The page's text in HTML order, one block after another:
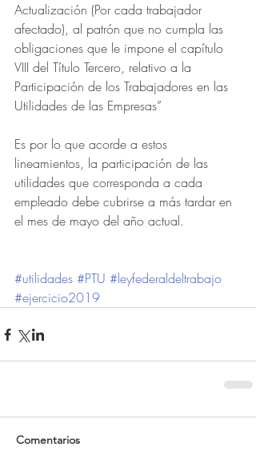
Actualización (Por cada trabajador
afectado), al patrón que no cumpla las
obligaciones que le impone el capítulo
VIII del Título Tercero, relativo a la
Participación de los Trabajadores en las
Utilidades de las Empresas”
Es por lo que acorde a estos
lineamientos, la participación de las
utilidades que corresponda a cada
empleado debe cubrirse a más tardar en
el mes de mayo del año actual.
#utilidades #PTU #leyfederaldeltrabajo
#ejercicio2019
Comentarios